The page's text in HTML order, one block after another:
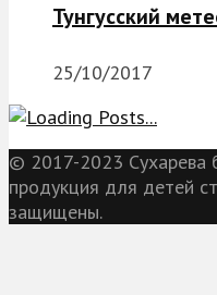
Тунгусский
25/10/2017
© 2017-2023 Сухарева
продукция для детей
защищены.